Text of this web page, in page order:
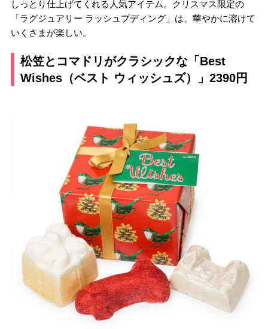
しっとり仕上げてくれる人気アイテム。クリスマス限定の
「ラグジュアリー ラッシュプディング」は、華やかに溶けて
いくさまが楽しい。
松笠とコマドリがクラシックな「Best
Wishes（ベスト ウィッシュズ）」2390円